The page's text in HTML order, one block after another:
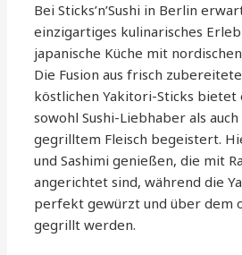
Bei Sticks’n’Sushi in Berlin
einzigartiges kulinarisches
japanische Küche mit
Die Fusion aus frisch
köstlichen Yakitori-Sticks bietet
sowohl Sushi-Liebhaber als auch
gegrilltem Fleisch begeistert.
und Sashimi genießen, die mit
angerichtet sind, während die
perfekt gewürzt und über dem
gegrillt werden.